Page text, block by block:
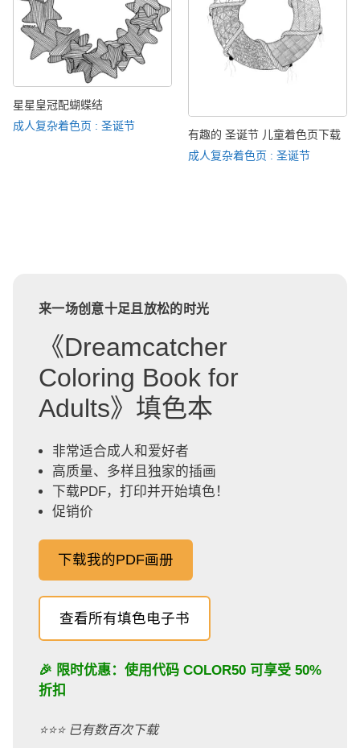
星星皇冠配蝴蝶结
成人复杂着色页 : 圣诞节
有趣的 圣诞节 儿童着色页下载
成人复杂着色页 : 圣诞节
来一场创意十足且放松的时光
《Dreamcatcher
Coloring Book for
Adults》填色本
非常适合成人和爱好者
高质量、多样且独家的插画
下载PDF，打印并开始填色！
促销价
下载我的PDF画册
查看所有填色电子书
🎉 限时优惠：使用代码 COLOR50 可享受 50%
折扣
⭐️⭐️⭐️ 已有数百次下载